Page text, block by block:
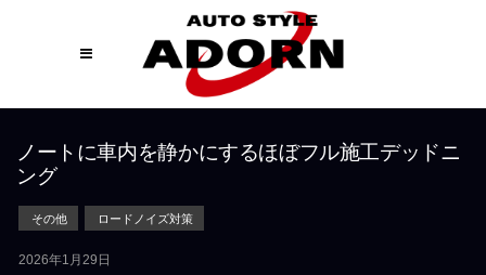
ノートに車内を静かにするほぼフル施工デッドニ
ング
その他 ロードノイズ対策
2026年1月29日